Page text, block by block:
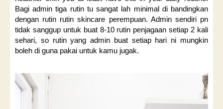
Bagi admin tiga rutin tu sangat lah minimal di bandingkan
dengan rutin rutin skincare perempuan. Admin sendiri pn
tidak sanggup untuk buat 8-10 rutin penjagaan setiap 2 kali
sehari, so rutin yang admin buat setiap hari ni mungkin
boleh di guna pakai untuk kamu jugak.